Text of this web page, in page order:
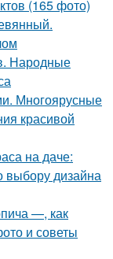
(165 фото)
Народные
Многоярусные
красивой
на даче:
выбору дизайна
—, как
и советы